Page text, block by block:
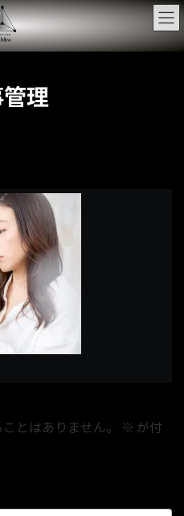
理
とはありません。 ※ が付